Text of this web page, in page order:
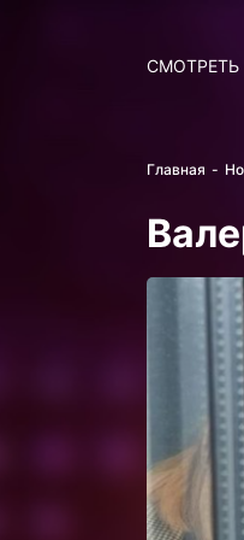
СМОТРЕТЬ
Главная